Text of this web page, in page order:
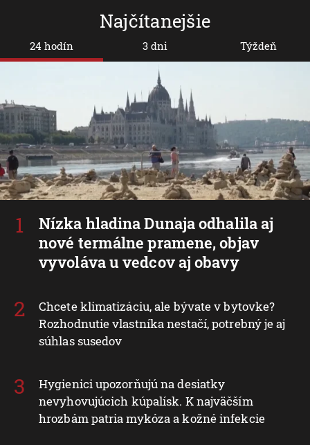
Najčítanejšie
24 hodín
Nízka hladina Dunaja odhalila aj
nové termálne pramene, objav
vyvoláva u vedcov aj obavy
Chcete klimatizáciu, ale bývate v bytovke?
Rozhodnutie vlastníka nestačí, potrebný je aj
súhlas susedov
Hygienici upozorňujú na desiatky
nevyhovujúcich kúpalísk. K najväčším
hrozbám patria mykóza a kožné infekcie
3 dni Týždeň